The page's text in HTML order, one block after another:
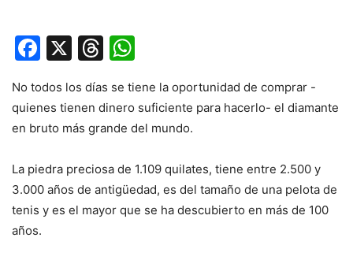
Facebook
X Threads
No todos los días se tiene la oportunidad de comprar -
quienes tienen dinero suficiente para hacerlo- el diamante
en bruto más grande del mundo.
La piedra preciosa de 1.109 quilates, tiene entre 2.500 y
3.000 años de antigüedad, es del tamaño de una pelota de
tenis y es el mayor que se ha descubierto en más de 100
años.